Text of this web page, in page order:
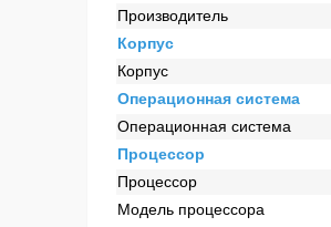
Производитель
Корпус
Корпус
Операционная система
Операционная система
Процессор
Процессор
Модель процессора